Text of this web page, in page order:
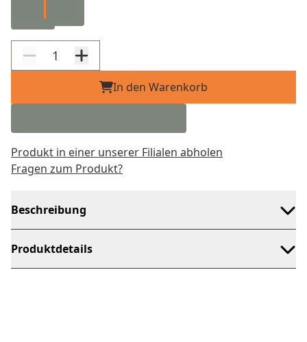
In den Warenkorb
Produkt in einer unserer Filialen abholen
Fragen zum Produkt?
Beschreibung
Produktdetails